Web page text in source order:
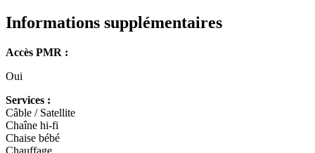
Informations supplémentaires
Accès PMR :
Oui
Services :
Câble / Satellite
Chaîne hi-fi
Chaise bébé